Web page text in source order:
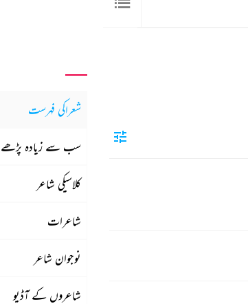
شعراکی فہرست
سب سے زیادہ پڑھے
کلاسیکی شاعر
شاعرات
نوجوان شاعر
شاعروں کے آڈیو